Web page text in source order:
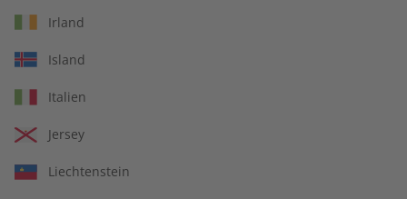
Spotlight Jahrgang 2024
€ 99,90
Irland
Island
Italien
Jersey
Liechtenstein